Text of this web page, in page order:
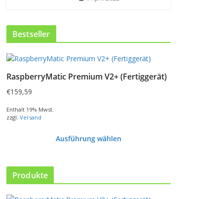
Bestseller
RaspberryMatic Premium V2+ (Fertiggerät)
€159,59
Enthält 19% Mwst.
zzgl. Versand
Ausführung wählen
s
e
Produkte